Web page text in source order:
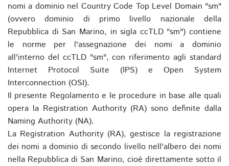
nomi a dominio nel Country Code Top Level Domain "sm"
(ovvero dominio di primo livello nazionale della
Repubblica di San Marino, in sigla ccTLD "sm") contiene
le norme per l'assegnazione dei nomi a dominio
all'interno del ccTLD "sm", con riferimento agli standard
Internet Protocol Suite (IPS) e Open System
Interconnection (OSI).
Il presente Regolamento e le procedure in base alle quali
opera la Registration Authority (RA) sono definite dalla
Naming Authority (NA).
La Registration Authority (RA), gestisce la registrazione
dei nomi a dominio di secondo livello nell'albero dei nomi
nella Repubblica di San Marino, cioè direttamente sotto il